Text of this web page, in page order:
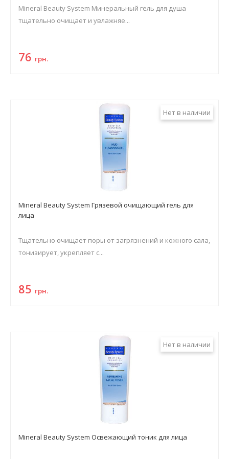
Mineral Beauty System Минеральный гель для душа
тщательно очищает и увлажняе...
76 грн.
Нет в наличии
Mineral Beauty System Грязевой очищающий гель для
лица
Тщательно очищает поры от загрязнений и кожного сала,
тонизирует, укрепляет с...
85 грн.
Нет в наличии
Mineral Beauty System Освежающий тоник для лица